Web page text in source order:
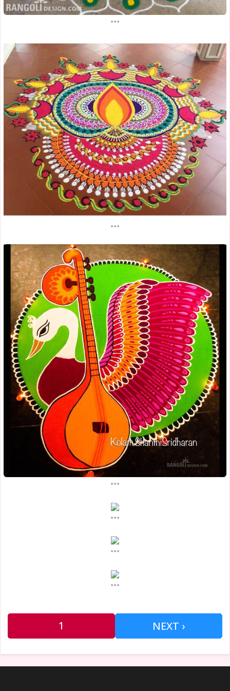
...
...
...
...
...
...
1 NEXT ›